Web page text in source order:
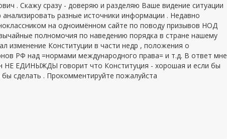
. Скажу сразу - доверяю и разделяю Ваше видение ситуации
разные источники информации . Недавно
на одноимённом сайте по поводу призывов НОД
полномочия по наведению порядка в стране нашему
изменение Конституции в части недр , положения о
РФ над =нормами международного права= и т.д. В ответ мне
НЕ ЕДИНЫЖДЫ говорит что Конституция - хорошая и если бы
сделать . Прокомментируйте пожалуйста